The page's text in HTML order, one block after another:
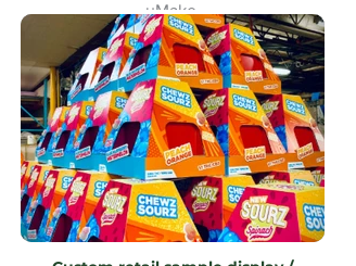
uMake
Modélisé en 3D, usiné CNC et
assemblé avec revêtement en acier
inoxydable uMake MontréalMontreal